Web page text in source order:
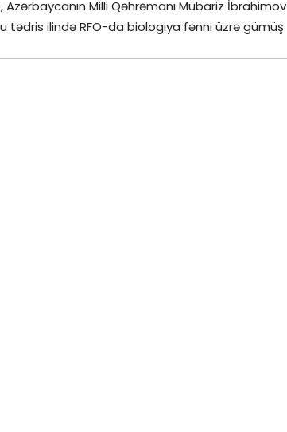
Milli Qəhrəmanı Mübariz İbrahimov
tədris ilində RFO-da biologiya fənni üzrə gümüş